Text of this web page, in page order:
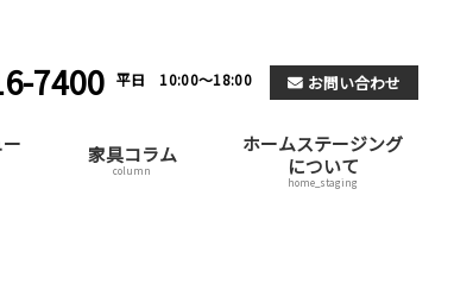
7400 平日 10:00～18:00 お問い合わせ
家具コラム
column
ホームステージング
について
home_staging